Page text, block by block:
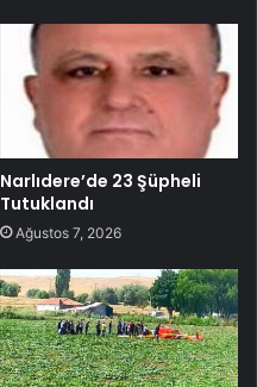
Narlıdere’de 23 Şüpheli
Tutuklandı
Ağustos 7, 2026